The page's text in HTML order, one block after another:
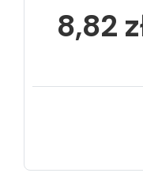
8,82